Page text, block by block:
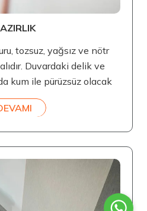
tozsuz, yağsız ve nötr
Duvardaki delik ve
kum ile pürüzsüz olacak